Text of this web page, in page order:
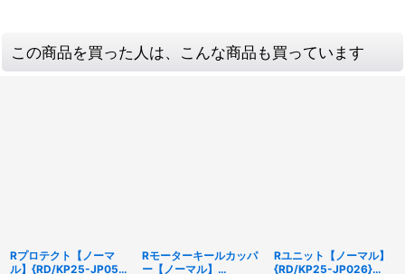
この商品を買った人は、こんな商品も買っています
Rプロテクト【ノーマ
ル】{RD/KP25-JP055}
Rモーターキールカッパ
ー【ノーマル】
Rユニット【ノーマル】
{RD/KP25-JP026}